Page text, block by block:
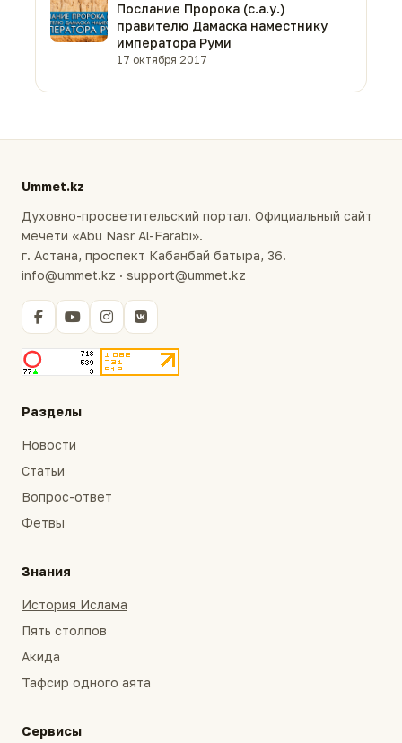
Послание Пророка (с.а.у.)
правителю Дамаска наместнику
императора Руми
17 октября 2017
Ummet.kz
Духовно-просветительский портал. Официальный сайт
мечети «Abu Nasr Al-Farabi».
г. Астана, проспект Кабанбай батыра, 36.
info@ummet.kz · support@ummet.kz
Разделы
Новости
Статьи
Вопрос-ответ
Фетвы
Знания
История Ислама
Пять столпов
Акида
Тафсир одного аята
Сервисы